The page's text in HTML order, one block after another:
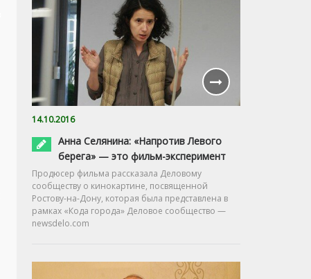
14.10.2016
Анна Селянина: «Напротив Левого
берега» — это фильм-эксперимент
Продюсер фильма рассказала Деловому
сообществу о кинокартине, посвященной
Ростову-на-Дону, которая была представлена в
рамках «Кода города» Деловое сообщество —
newsdelo.com